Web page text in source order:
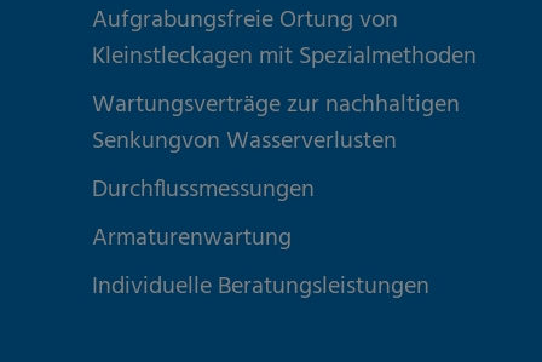
Aufgrabungsfreie Ortung von
Kleinstleckagen mit Spezialmethoden
Wartungsverträge zur nachhaltigen
Senkungvon Wasserverlusten
Durchflussmessungen
Armaturenwartung
Individuelle Beratungsleistungen